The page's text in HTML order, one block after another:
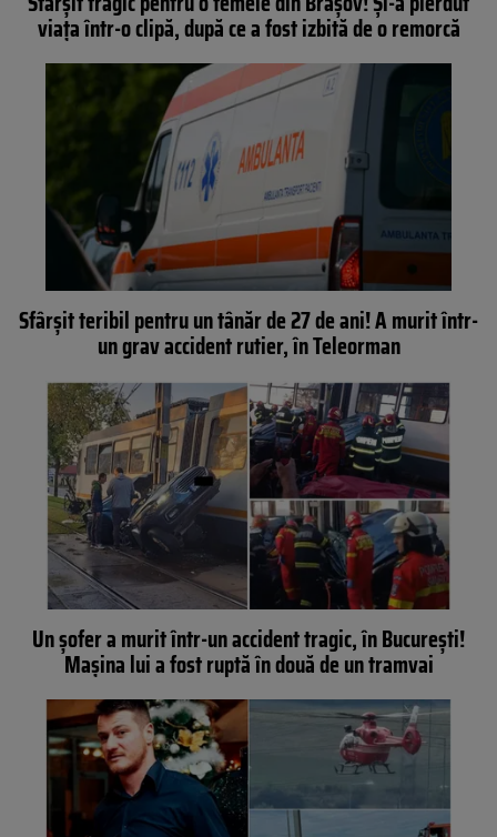
viața într-o clipă, după ce a fost izbită de o remorcă
Sfârșit teribil pentru un tânăr de 27 de ani! A murit într-
un grav accident rutier, în Teleorman
Un șofer a murit într-un accident tragic, în București!
Mașina lui a fost ruptă în două de un tramvai